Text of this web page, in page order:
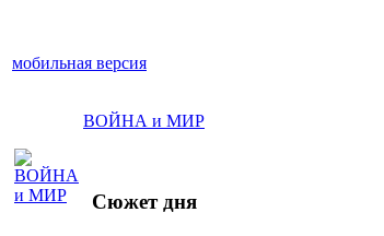
мобильная версия
ВОЙНА и МИР
Сюжет дня